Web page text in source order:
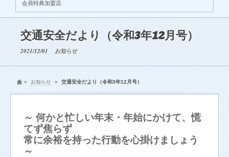
会員特典加盟店
交通安全だより（令和3年12月号）
2021/12/01 お知らせ
» お知らせ » 交通安全だより（令和3年12月号）
～ 何かと忙しい年末・年始にかけて、慌
てず焦らず
常に余裕を持った行動を心掛けましょう
～